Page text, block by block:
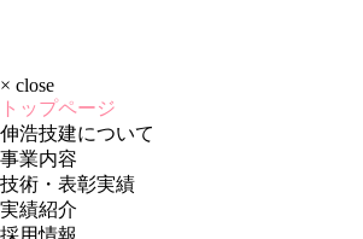
× close
トップページ
伸浩技建について
事業内容
技術・表彰実績
実績紹介
採用情報